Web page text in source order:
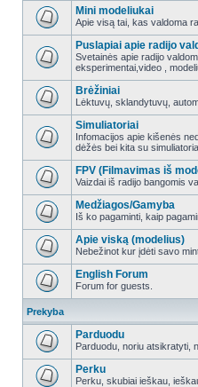
Mini modeliukai
Apie visą tai, kas valdoma
Puslapiai apie radijo
Svetainės apie radijo
eksperimentai,video ,
Brėžiniai
Lėktuvų, sklandytuvų,
Simuliatoriai
Infomacijos apie kišenės
dėžės bei kita su
FPV (Filmavimas iš
Vaizdai iš radijo bangomis
Medžiagos/Gamyba
Iš ko pagaminti, kaip
Apie viską (modelius)
Nebežinot kur įdėti savo
English Forum
Forum for guests.
Prekyba
Parduodu
Parduodu, noriu atsikratyti,
Perku
Perku, skubiai ieškau,